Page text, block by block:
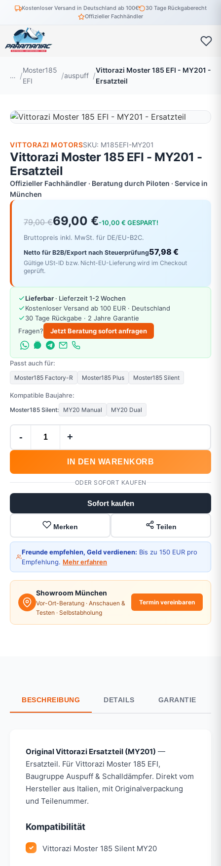
Kostenloser Versand in Deutschland ab 100€
30 Tage Rückgaberecht
Offizieller Fachhändler
…
Moster185
EFI
auspuff
Vittorazi Moster 185 EFI - MY201 -
Ersatzteil
VITTORAZI MOTORSSKU: M185EFI-MY201
Vittorazi Moster 185 EFI - MY201 -
Ersatzteil
Offizieller Fachhändler · Beratung durch Piloten · Service in
München
79,00 €69,00 €-10,00 € GESPART!
Bruttopreis inkl. MwSt. für DE/EU-B2C.
Netto für B2B/Export nach Steuerprüfung57,98 €
Gültige USt-ID bzw. Nicht-EU-Lieferung wird im Checkout
geprüft.
Lieferbar · Lieferzeit 1-2 Wochen
Kostenloser Versand ab 100 EUR · Deutschland
30 Tage Rückgabe · 2 Jahre Garantie
Fragen?
Jetzt Beratung sofort anfragen
Passt auch für:
Moster185 Factory-R Moster185 Plus Moster185 Silent
Kompatible Baujahre:
Moster185 Silent: MY20 Manual MY20 Dual
- +
IN DEN WARENKORB
ODER SOFORT KAUFEN
Sofort kaufen
Merken Teilen
Freunde empfehlen, Geld verdienen: Bis zu 150 EUR pro
Empfehlung. Mehr erfahren
Showroom München
Vor-Ort-Beratung · Anschauen &
Testen · Selbstabholung
Termin vereinbaren
BESCHREIBUNG DETAILS GARANTIE
Original Vittorazi Ersatzteil (MY201) —
Ersatzteil. Für Vittorazi Moster 185 EFI,
Baugruppe Auspuff & Schalldämpfer. Direkt vom
Hersteller aus Italien, mit Originalverpackung
und Teilenummer.
Kompatibilität
Vittorazi Moster 185 Silent MY20